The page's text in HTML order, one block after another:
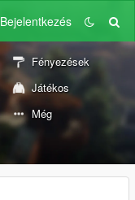
Bejelentkezés
Fényezések
Játékos
Még